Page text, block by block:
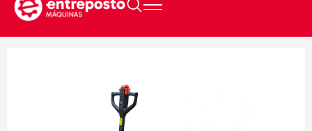
Porta Paletes Elétricos